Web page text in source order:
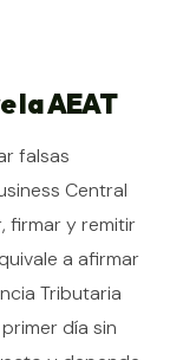
la AEAT
falsas
Central
firmar y remitir
a afirmar
Tributaria
día sin